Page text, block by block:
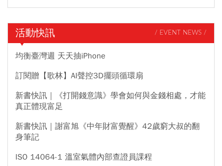
活動快訊 / EVENT NEWS /
均衡臺灣週 天天抽iPhone
訂閱贈【歌林】AI聲控3D擺頭循環扇
新書快訊｜《打開錢意識》學會如何與金錢相處，才能
真正體現富足
新書快訊｜謝富旭《中年財富覺醒》42歲窮大叔的翻
身筆記
ISO 14064-1 溫室氣體內部查證員課程